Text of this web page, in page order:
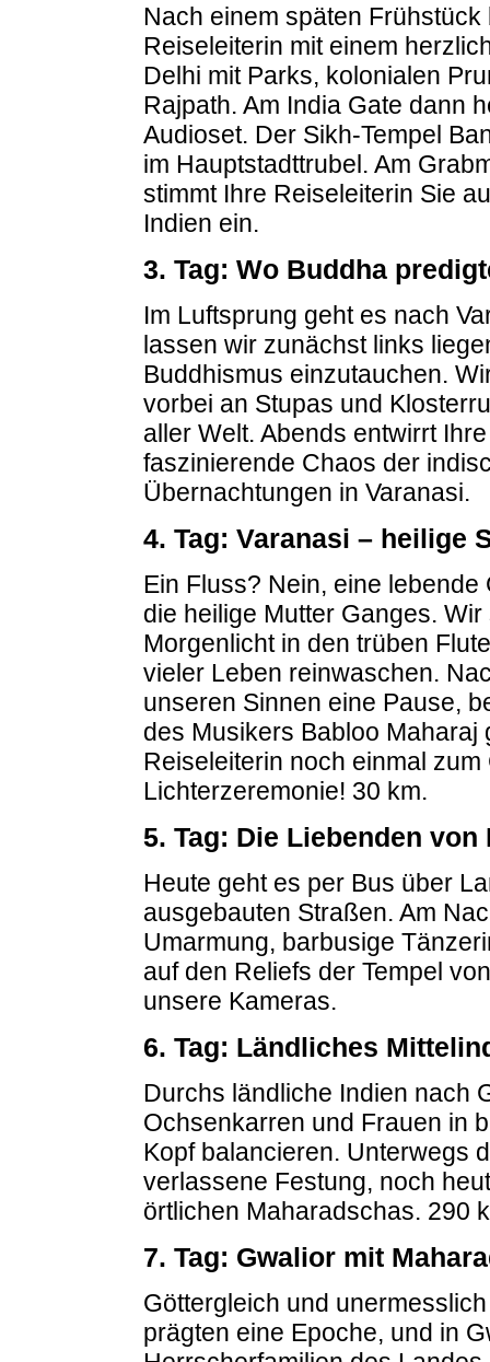
Nach einem späten
Reiseleiterin mit einem
Delhi mit Parks, kolonialen
Rajpath. Am India Gate dann
Audioset. Der Sikh-Tempel
im Hauptstadttrubel. Am
stimmt Ihre Reiseleiterin Sie
Indien ein.
3. Tag: Wo Buddha
Im Luftsprung geht es nach
lassen wir zunächst links
Buddhismus einzutauchen.
vorbei an Stupas und
aller Welt. Abends entwirrt
faszinierende Chaos der
Übernachtungen in Varanasi.
4. Tag: Varanasi – heilige
Ein Fluss? Nein, eine
die heilige Mutter Ganges.
Morgenlicht in den trüben
vieler Leben reinwaschen.
unseren Sinnen eine Pause,
des Musikers Babloo Maharaj
Reiseleiterin noch einmal
Lichterzeremonie! 30 km.
5. Tag: Die Liebenden von
Heute geht es per Bus über
ausgebauten Straßen. Am
Umarmung, barbusige
auf den Reliefs der Tempel
unsere Kameras.
6. Tag: Ländliches
Durchs ländliche Indien nach
Ochsenkarren und Frauen in
Kopf balancieren. Unterwegs
verlassene Festung, noch
örtlichen Maharadschas. 290
7. Tag: Gwalior mit
Göttergleich und
prägten eine Epoche, und in